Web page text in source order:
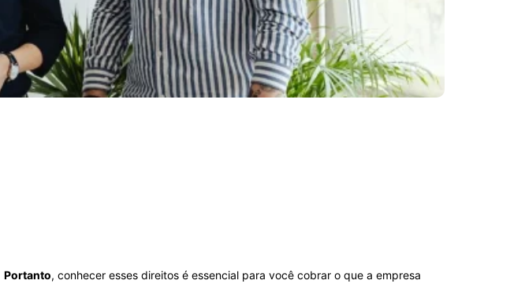
Portanto, conhecer esses direitos é essencial para você cobrar o que a empresa